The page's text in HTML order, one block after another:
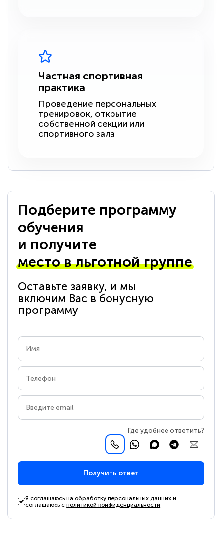
Частная спортивная
практика
Проведение персональных
тренировок, открытие
собственной секции или
спортивного зала
Подберите программу
обучения
и получите
место в льготной группе
Оставьте заявку, и мы
включим Вас в бонусную
программу
Где удобнее ответить?
Получить ответ
Я соглашаюсь на обработку персональных данных и
соглашаюсь сполитикой конфиденциальности